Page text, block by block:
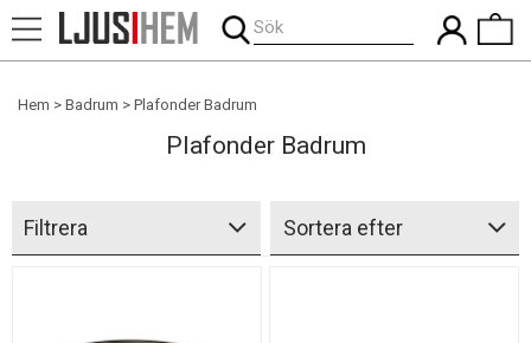
Sök
Hem Badrum Plafonder Badrum
Plafonder Badrum
Filtrera Sortera efter